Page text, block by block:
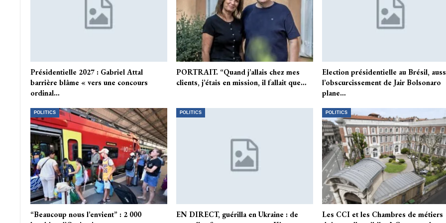
Présidentielle 2027 : Gabriel Attal
barrière blâme « vers une concours
ordinal…
PORTRAIT. “Quand j’allais chez mes
clients, j’étais en mission, il fallait que…
Election présidentielle au Brésil,
l’obscurcissement de Jair Bolsonaro
plane…
POLITICS
“Beaucoup nous l’envient” : 2 000
POLITICS
EN DIRECT, guérilla en Ukraine : de
POLITICS
Les CCI et les Chambres de métiers